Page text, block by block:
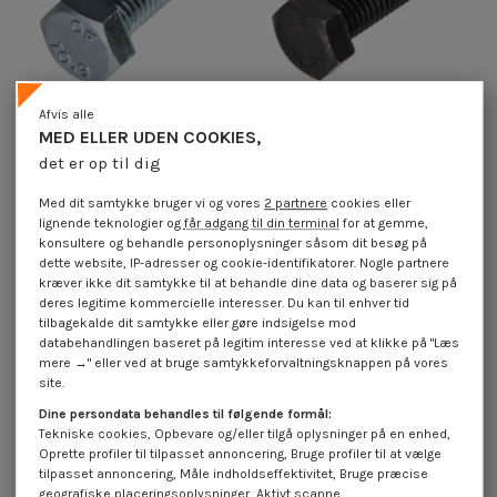
Vis m-hastighed Sekskantet
elforzinket stål
0,50 €inkl. moms
4,25 €inkl. moms
MED ELLER UDEN COOKIES,
det er op til dig
Afvis alle
Med dit samtykke bruger vi og vores 2 partnere cookies eller
lignende teknologier ogfår adgang til din terminal for at gemme,
konsultere og behandle personoplysninger såsom dit besøg på
dette website, IP-adresser og cookie-identifikatorer. Nogle partnere
kræver ikke dit samtykke til at behandle dine data og baserer sig på
deres legitime kommercielle interesser. Du kan til enhver tid
tilbagekalde dit samtykke eller gøre indsigelse mod
databehandlingen baseret på legitim interesse ved at klikke på "Læs
mere →" eller ved at bruge samtykkeforvaltningsknappen på vores
site.
Dine persondata behandles til følgende formål:
Tekniske cookies, Opbevare og/eller tilgå oplysninger på en enhed,
Oprette profiler til tilpasset annoncering, Bruge profiler til at vælge
tilpasset annoncering, Måle indholdseffektivitet, Bruge præcise
geografiske placeringsoplysninger, Aktivt scanne